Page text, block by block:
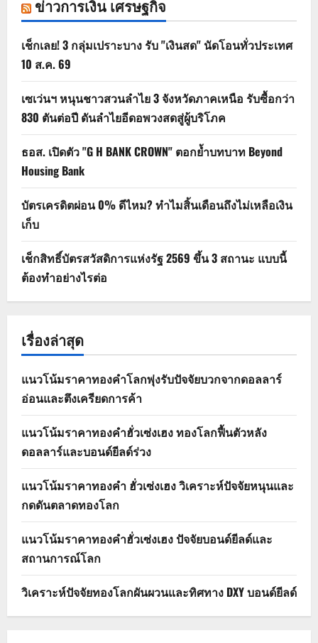
ข่าวการเงิน เศรษฐกิจ
เช็กเลย! 3 กลุ่มเปราะบาง รับ "เงินสด" นัดโอนทั่วประเทศ
10 ส.ค. 69
เซเว่นฯ หนุนชาวสวนลำไย 3 จังหวัดภาคเหนือ รับซื้อกว่า
830 ตันต่อปี ดันลำไยอีดอพวงสดสู่ผู้บริโภค
ธอส. เปิดตัว "G H BANK CROWN" ตอกย้ำบทบาท Beyond
Housing Bank
บัตรเครดิตผ่อน 0% ดีไหม? ทำไมสิ้นเดือนถึงไม่เหลือเงิน
เก็บ
เช็กสิทธิ์บัตรสวัสดิการแห่งรัฐ 2569 ขึ้น 3 สถานะ แบบนี้
ต้องทำอย่างไรต่อ
เรื่องล่าสุด
แนวโน้มราคาทองคำโลกพุ่งรับปัจจัยบวกจากดอลลาร์
อ่อนและตึงเครียดการค้า
แนวโน้มราคาทองคำฮั่วเซ่งเฮง ทองโลกฟื้นตัวหลัง
ดอลลาร์และบอนด์ยีลด์ร่วง
แนวโน้มราคาทองคำ ฮั่วเซ่งเฮง วิเคราะห์ปัจจัยหนุนและ
กดดันตลาดทองโลก
แนวโน้มราคาทองคำฮั่วเซ่งเฮง ปัจจัยบอนด์ยีลด์และ
สถานการณ์โลก
วิเคราะห์ปัจจัยทองโลกผันผวนและทิศทาง DXY บอนด์ยีลด์